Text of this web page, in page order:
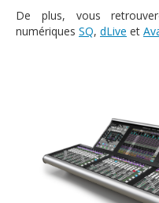
De plus, vous
numériques SQ, dLive et